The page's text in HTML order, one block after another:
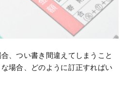
、つい書き間違えてしまうこと
場合、どのように訂正すればい